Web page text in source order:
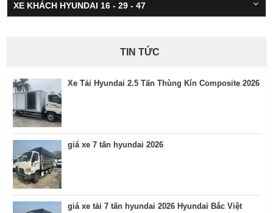
XE KHÁCH HYUNDAI 16 - 29 - 47
TIN TỨC
Xe Tải Hyundai 2.5 Tấn Thùng Kín Composite 2026
giá xe 7 tấn hyundai 2026
giá xe tải 7 tấn hyundai 2026 Hyundai Bắc Việt